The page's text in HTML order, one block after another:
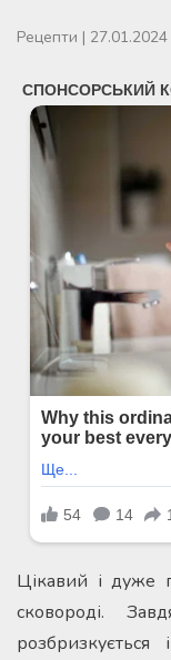
Рецепти | 27.01.2024
Цікавий і дуже
сковороді.